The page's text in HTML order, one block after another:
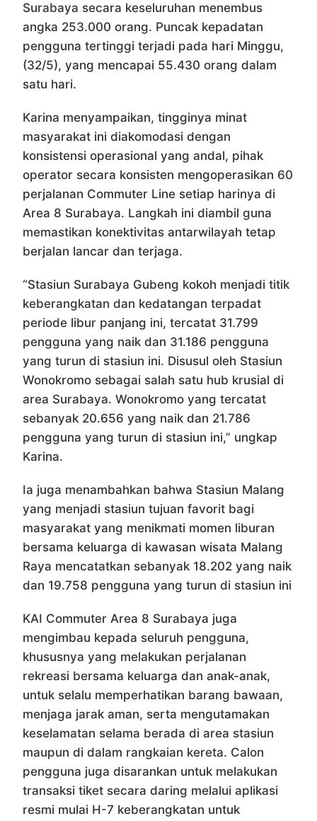
Surabaya secara keseluruhan menembus
angka 253.000 orang. Puncak kepadatan
pengguna tertinggi terjadi pada hari Minggu,
(32/5), yang mencapai 55.430 orang dalam
satu hari.
Karina menyampaikan, tingginya minat
masyarakat ini diakomodasi dengan
konsistensi operasional yang andal, pihak
operator secara konsisten mengoperasikan 60
perjalanan Commuter Line setiap harinya di
Area 8 Surabaya. Langkah ini diambil guna
memastikan konektivitas antarwilayah tetap
berjalan lancar dan terjaga.
“Stasiun Surabaya Gubeng kokoh menjadi titik
keberangkatan dan kedatangan terpadat
periode libur panjang ini, tercatat 31.799
pengguna yang naik dan 31.186 pengguna
yang turun di stasiun ini. Disusul oleh Stasiun
Wonokromo sebagai salah satu hub krusial di
area Surabaya. Wonokromo yang tercatat
sebanyak 20.656 yang naik dan 21.786
pengguna yang turun di stasiun ini,” ungkap
Karina.
Ia juga menambahkan bahwa Stasiun Malang
yang menjadi stasiun tujuan favorit bagi
masyarakat yang menikmati momen liburan
bersama keluarga di kawasan wisata Malang
Raya mencatatkan sebanyak 18.202 yang naik
dan 19.758 pengguna yang turun di stasiun ini
KAI Commuter Area 8 Surabaya juga
mengimbau kepada seluruh pengguna,
khususnya yang melakukan perjalanan
rekreasi bersama keluarga dan anak-anak,
untuk selalu memperhatikan barang bawaan,
menjaga jarak aman, serta mengutamakan
keselamatan selama berada di area stasiun
maupun di dalam rangkaian kereta. Calon
pengguna juga disarankan untuk melakukan
transaksi tiket secara daring melalui aplikasi
resmi mulai H-7 keberangkatan untuk